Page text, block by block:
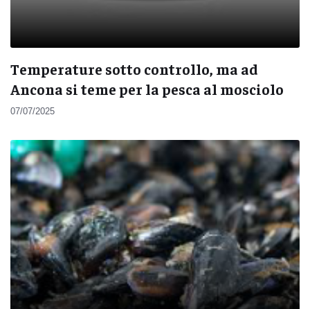
Temperature sotto controllo, ma ad
Ancona si teme per la pesca al mosciolo
07/07/2025